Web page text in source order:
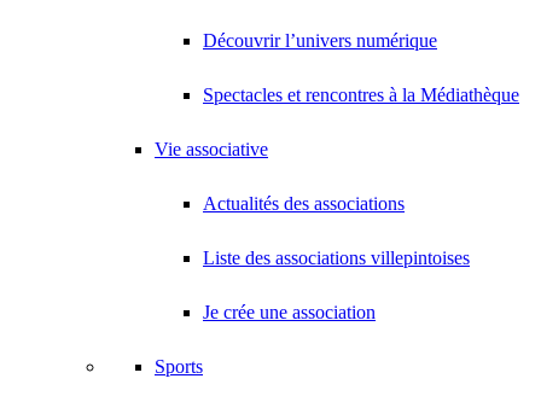
Découvrir l’univers numérique
Spectacles et rencontres à la Médiathèque
Vie associative
Actualités des associations
Liste des associations villepintoises
Je crée une association
Sports